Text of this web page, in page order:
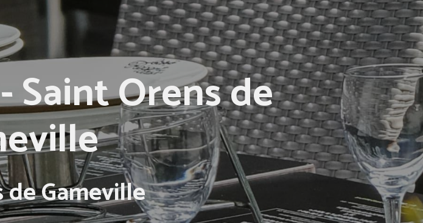
Saint Orens de
de Gameville